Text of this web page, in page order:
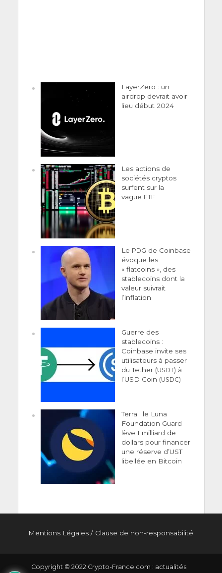
LayerZero : un
airdrop devrait avoir
lieu début 2024
Les actions de
sociétés cryptos
surfent sur la
vague ETF
Le PDG de Coinbase
évoque les
« flatcoins », des
stablecoins dont la
valeur suivrait
l’inflation
Guerre des
stablecoins :
Coinbase invite ses
utilisateurs à passer
du Tether (USDT) à
l’USD Coin (USDC)
Terra : le Luna
Foundation Guard
lève 1 milliard de
dollars pour financer
une réserve d’UST
libellée en Bitcoin
Men­tions Légales/ Clause de non-responsabilité
Copyright © 2022 Crypto-France.com : actualités